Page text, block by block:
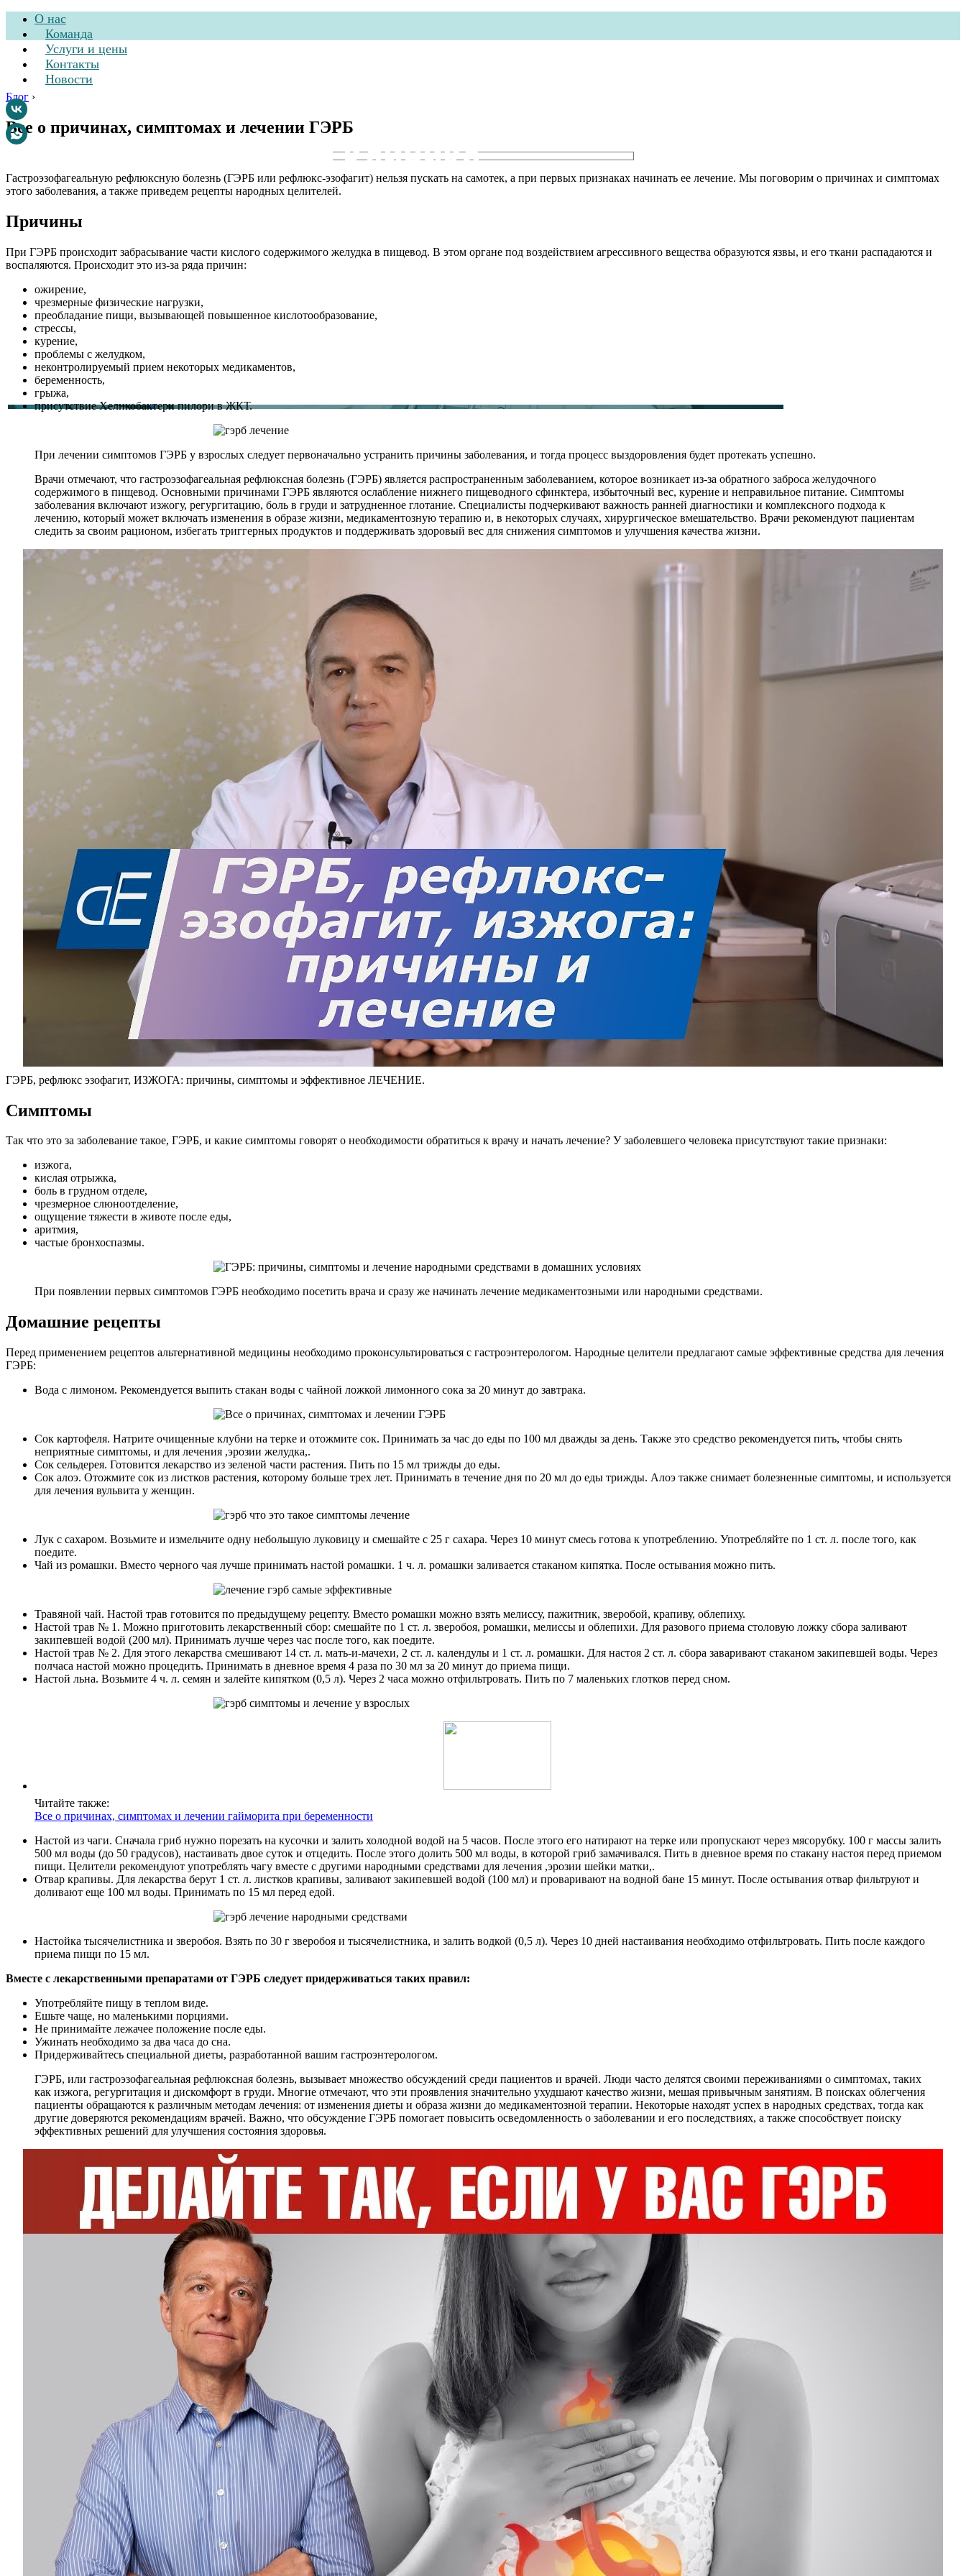
О нас
Команда
Услуги и цены
Контакты
Новости
Стоматологическая клиника
Блог ›
Все о причинах, симптомах и лечении ГЭРБ
Гастроэзофагеальную рефлюксную болезнь (ГЭРБ или рефлюкс-эзофагит) нельзя пускать на самотек, а при первых признаках начинать ее лечение. Мы поговорим о причинах и симптомах
этого заболевания, а также приведем рецепты народных целителей.
Причины
При ГЭРБ происходит забрасывание части кислого содержимого желудка в пищевод. В этом органе под воздействием агрессивного вещества образуются язвы, и его ткани распадаются и
воспаляются. Происходит это из-за ряда причин:
ожирение,
чрезмерные физические нагрузки,
преобладание пищи, вызывающей повышенное кислотообразование,
стрессы,
курение,
проблемы с желудком,
неконтролируемый прием некоторых медикаментов,
беременность,
грыжа,
присутствие Хеликобактери пилори в ЖКТ.
При лечении симптомов ГЭРБ у взрослых следует первоначально устранить причины заболевания, и тогда процесс выздоровления будет протекать успешно.
Врачи отмечают, что гастроэзофагеальная рефлюксная болезнь (ГЭРБ) является распространенным заболеванием, которое возникает из-за обратного заброса желудочного
содержимого в пищевод. Основными причинами ГЭРБ являются ослабление нижнего пищеводного сфинктера, избыточный вес, курение и неправильное питание. Симптомы
заболевания включают изжогу, регургитацию, боль в груди и затрудненное глотание. Специалисты подчеркивают важность ранней диагностики и комплексного подхода к
лечению, который может включать изменения в образе жизни, медикаментозную терапию и, в некоторых случаях, хирургическое вмешательство. Врачи рекомендуют пациентам
следить за своим рационом, избегать триггерных продуктов и поддерживать здоровый вес для снижения симптомов и улучшения качества жизни.
ГЭРБ, рефлюкс эзофагит, ИЗЖОГА: причины, симптомы и эффективное ЛЕЧЕНИЕ.
Симптомы
Так что это за заболевание такое, ГЭРБ, и какие симптомы говорят о необходимости обратиться к врачу и начать лечение? У заболевшего человека присутствуют такие признаки:
изжога,
кислая отрыжка,
боль в грудном отделе,
чрезмерное слюноотделение,
ощущение тяжести в животе после еды,
аритмия,
частые бронхоспазмы.
При появлении первых симптомов ГЭРБ необходимо посетить врача и сразу же начинать лечение медикаментозными или народными средствами.
Домашние рецепты
Перед применением рецептов альтернативной медицины необходимо проконсультироваться с гастроэнтерологом. Народные целители предлагают самые эффективные средства для лечения
ГЭРБ:
Вода с лимоном. Рекомендуется выпить стакан воды с чайной ложкой лимонного сока за 20 минут до завтрака.
Сок картофеля. Натрите очищенные клубни на терке и отожмите сок. Принимать за час до еды по 100 мл дважды за день. Также это средство рекомендуется пить, чтобы снять
неприятные симптомы, и для лечения ,эрозии желудка,.
Сок сельдерея. Готовится лекарство из зеленой части растения. Пить по 15 мл трижды до еды.
Сок алоэ. Отожмите сок из листков растения, которому больше трех лет. Принимать в течение дня по 20 мл до еды трижды. Алоэ также снимает болезненные симптомы, и используется
для лечения вульвита у женщин.
Лук с сахаром. Возьмите и измельчите одну небольшую луковицу и смешайте с 25 г сахара. Через 10 минут смесь готова к употреблению. Употребляйте по 1 ст. л. после того, как
поедите.
Чай из ромашки. Вместо черного чая лучше принимать настой ромашки. 1 ч. л. ромашки заливается стаканом кипятка. После остывания можно пить.
Травяной чай. Настой трав готовится по предыдущему рецепту. Вместо ромашки можно взять мелиссу, пажитник, зверобой, крапиву, облепиху.
Настой трав № 1. Можно приготовить лекарственный сбор: смешайте по 1 ст. л. зверобоя, ромашки, мелиссы и облепихи. Для разового приема столовую ложку сбора заливают
закипевшей водой (200 мл). Принимать лучше через час после того, как поедите.
Настой трав № 2. Для этого лекарства смешивают 14 ст. л. мать-и-мачехи, 2 ст. л. календулы и 1 ст. л. ромашки. Для настоя 2 ст. л. сбора заваривают стаканом закипевшей воды. Через
полчаса настой можно процедить. Принимать в дневное время 4 раза по 30 мл за 20 минут до приема пищи.
Настой льна. Возьмите 4 ч. л. семян и залейте кипятком (0,5 л). Через 2 часа можно отфильтровать. Пить по 7 маленьких глотков перед сном.
Читайте также:
Все о причинах, симптомах и лечении гайморита при беременности
Настой из чаги. Сначала гриб нужно порезать на кусочки и залить холодной водой на 5 часов. После этого его натирают на терке или пропускают через мясорубку. 100 г массы залить
500 мл воды (до 50 градусов), настаивать двое суток и отцедить. После этого долить 500 мл воды, в которой гриб замачивался. Пить в дневное время по стакану настоя перед приемом
пищи. Целители рекомендуют употреблять чагу вместе с другими народными средствами для лечения ,эрозии шейки матки,.
Отвар крапивы. Для лекарства берут 1 ст. л. листков крапивы, заливают закипевшей водой (100 мл) и проваривают на водной бане 15 минут. После остывания отвар фильтруют и
доливают еще 100 мл воды. Принимать по 15 мл перед едой.
Настойка тысячелистника и зверобоя. Взять по 30 г зверобоя и тысячелистника, и залить водкой (0,5 л). Через 10 дней настаивания необходимо отфильтровать. Пить после каждого
приема пищи по 15 мл.
Вместе с лекарственными препаратами от ГЭРБ следует придерживаться таких правил:
Употребляйте пищу в теплом виде.
Ешьте чаще, но маленькими порциями.
Не принимайте лежачее положение после еды.
Ужинать необходимо за два часа до сна.
Придерживайтесь специальной диеты, разработанной вашим гастроэнтерологом.
ГЭРБ, или гастроэзофагеальная рефлюксная болезнь, вызывает множество обсуждений среди пациентов и врачей. Люди часто делятся своими переживаниями о симптомах, таких
как изжога, регургитация и дискомфорт в груди. Многие отмечают, что эти проявления значительно ухудшают качество жизни, мешая привычным занятиям. В поисках облегчения
пациенты обращаются к различным методам лечения: от изменения диеты и образа жизни до медикаментозной терапии. Некоторые находят успех в народных средствах, тогда как
другие доверяются рекомендациям врачей. Важно, что обсуждение ГЭРБ помогает повысить осведомленность о заболевании и его последствиях, а также способствует поиску
эффективных решений для улучшения состояния здоровья.